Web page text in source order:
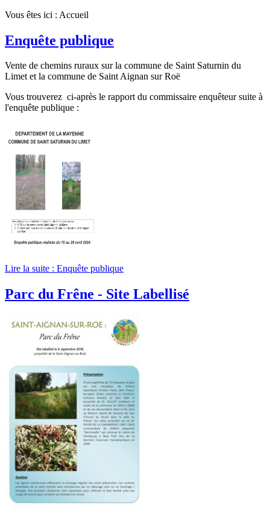
Vous êtes ici : Accueil
Enquête publique
Vente de chemins ruraux sur la commune de Saint Saturnin du
Limet et la commune de Saint Aignan sur Roë
Vous trouverez ci-après le rapport du commissaire enquêteur suite à
l'enquête publique :
Lire la suite : Enquête publique
Parc du Frêne - Site Labellisé